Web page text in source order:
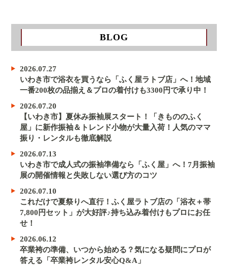
BLOG
2026.07.27
いわき市で浴衣を買うなら「ふく屋ラトブ店」へ！地域
一番200枚の品揃え＆プロの着付けも3300円で承り中！
2026.07.20
【いわき市】夏休み振袖展スタート！「きもののふく
屋」に新作振袖＆トレンド小物が大量入荷！人気のママ
振り・レンタルも徹底解説
2026.07.13
いわき市で成人式の振袖準備なら「ふく屋」へ！7月振袖
展の開催情報と失敗しない選び方のコツ
2026.07.10
これだけで夏祭りへ直行！ふく屋ラトブ店の「浴衣＋帯
7,800円セット」が大好評♪持ち込み着付けもプロにお任
せ！
2026.06.12
卒業袴の準備、いつから始める？気になる疑問にプロが
答える「卒業袴レンタル安心Q&A」